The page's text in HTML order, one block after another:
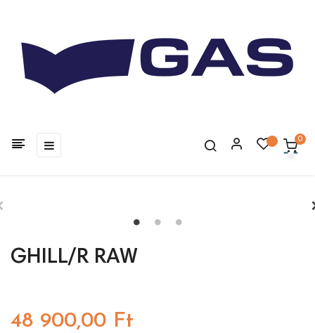
Toggle
navigation
☰ 0
GHILL/R RAW
48 900,00 Ft